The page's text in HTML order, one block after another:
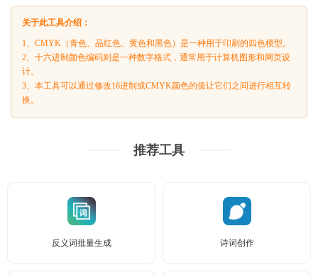
关于此工具介绍：
1、CMYK（青色、品红色、黄色和黑色）是一种用于印刷的四色模型。
2、十六进制颜色编码则是一种数字格式，通常用于计算机图形和网页设
计。
3、本工具可以通过修改16进制或CMYK颜色的值让它们之间进行相互转
换。
推荐工具
反义词批量生成 诗词创作